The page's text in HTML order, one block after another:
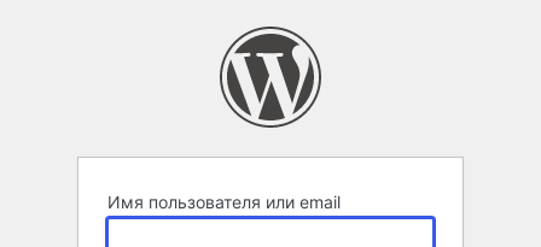
Имя пользователя или email